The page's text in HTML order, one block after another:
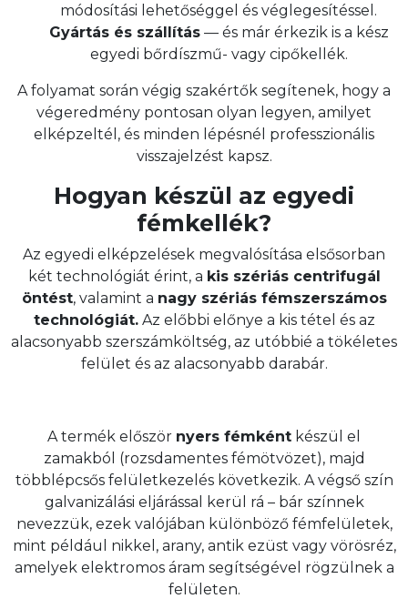
módosítási lehetőséggel és véglegesítéssel.
Gyártás és szállítás— és már érkezik is a kész
egyedi bőrdíszmű- vagy cipőkellék.
A folyamat során végig szakértők segítenek, hogy a
végeredmény pontosan olyan legyen, amilyet
elképzeltél, és minden lépésnél professzionális
visszajelzést kapsz.
Hogyan készül az egyedi
fémkellék?
Az egyedi elképzelések megvalósítása elsősorban
két technológiát érint, a kis szériás centrifugál
öntést, valamint a nagy szériás fémszerszámos
technológiát.Az előbbi előnye a kis tétel és az
alacsonyabb szerszámköltség, az utóbbié a tökéletes
felület és az alacsonyabb darabár.
A termék először nyers fémként készül el
zamakból (rozsdamentes fémötvözet), majd
többlépcsős felületkezelés következik. A végső szín
galvanizálási eljárással kerül rá – bár színnek
nevezzük, ezek valójában különböző fémfelületek,
mint például nikkel, arany, antik ezüst vagy vörösréz,
amelyek elektromos áram segítségével rögzülnek a
felületen.